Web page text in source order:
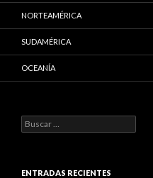
NORTEAMÉRICA
SUDAMÉRICA
OCEANÍA
Buscar:
ENTRADAS RECIENTES